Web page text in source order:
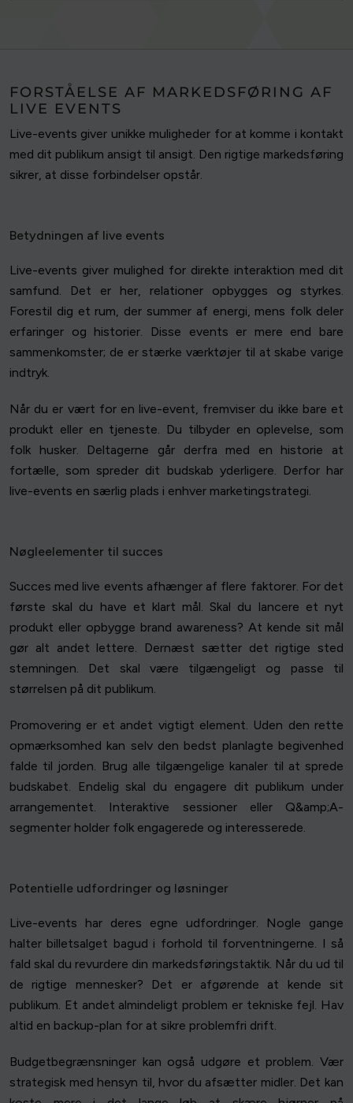
FORSTÅELSE AF MARKEDSFØRING AF
LIVE EVENTS
Live-events giver unikke muligheder for at komme i kontakt
med dit publikum ansigt til ansigt. Den rigtige markedsføring
sikrer, at disse forbindelser opstår.
Betydningen af live events
Live-events giver mulighed for direkte interaktion med dit
samfund. Det er her, relationer opbygges og styrkes.
Forestil dig et rum, der summer af energi, mens folk deler
erfaringer og historier. Disse events er mere end bare
sammenkomster; de er stærke værktøjer til at skabe varige
indtryk.
Når du er vært for en live-event, fremviser du ikke bare et
produkt eller en tjeneste. Du tilbyder en oplevelse, som
folk husker. Deltagerne går derfra med en historie at
fortælle, som spreder dit budskab yderligere. Derfor har
live-events en særlig plads i enhver marketingstrategi.
Nøgleelementer til succes
Succes med live events afhænger af flere faktorer. For det
første skal du have et klart mål. Skal du lancere et nyt
produkt eller opbygge brand awareness? At kende sit mål
gør alt andet lettere. Dernæst sætter det rigtige sted
stemningen. Det skal være tilgængeligt og passe til
størrelsen på dit publikum.
Promovering er et andet vigtigt element. Uden den rette
opmærksomhed kan selv den bedst planlagte begivenhed
falde til jorden. Brug alle tilgængelige kanaler til at sprede
budskabet. Endelig skal du engagere dit publikum under
arrangementet. Interaktive sessioner eller Q&amp;A-
segmenter holder folk engagerede og interesserede.
Potentielle udfordringer og løsninger
Live-events har deres egne udfordringer. Nogle gange
halter billetsalget bagud i forhold til forventningerne. I så
fald skal du revurdere din markedsføringstaktik. Når du ud til
de rigtige mennesker? Det er afgørende at kende sit
publikum. Et andet almindeligt problem er tekniske fejl. Hav
altid en backup-plan for at sikre problemfri drift.
Budgetbegrænsninger kan også udgøre et problem. Vær
strategisk med hensyn til, hvor du afsætter midler. Det kan